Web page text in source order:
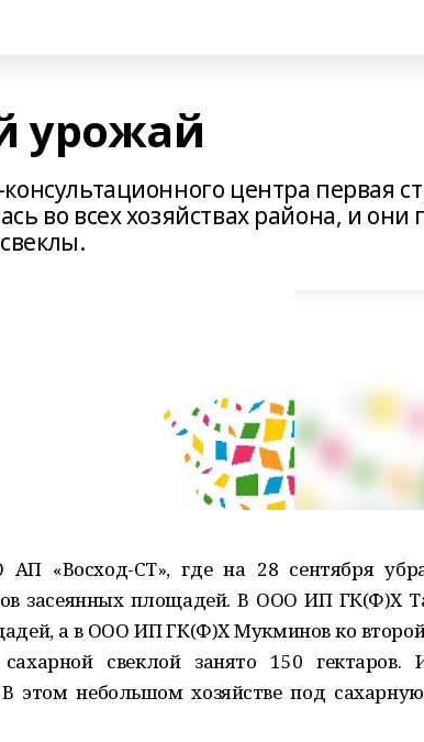
урожай
центра первая
во всех хозяйствах района, и они
«Восход-СТ», где на 28 сентября
засеянных площадей. В ООО ИП ГК(Ф)Х
а в ООО ИП ГК(Ф)Х Мукминов ко
сахарной свеклой занято 150
этом небольшом хозяйстве под